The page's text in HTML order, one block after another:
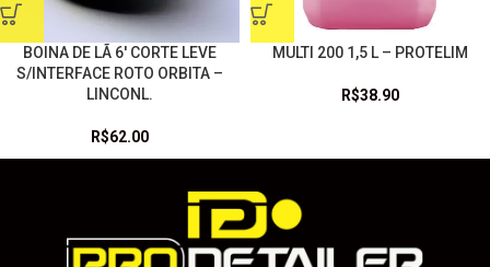
BOINA DE LÃ 6′ CORTE LEVE
S/INTERFACE ROTO ORBITA –
LINCONL.
R$62.00
MULTI 200 1,5 L – PROTELIM
R$38.90